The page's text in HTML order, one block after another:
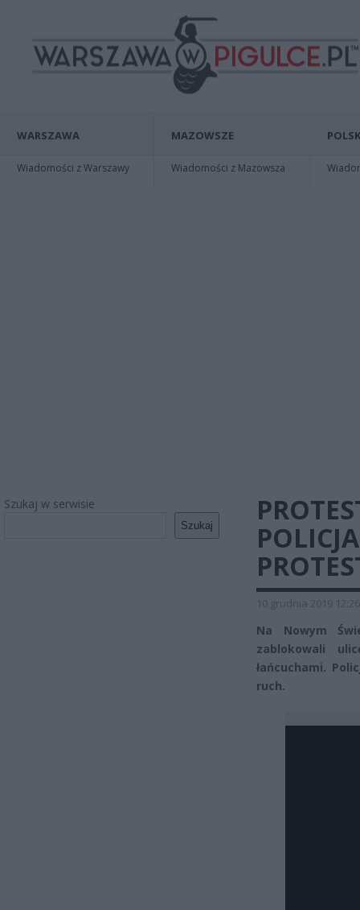
WARSZAWA
Wiadomości z Warszawy
MAZOWSZE
Wiadomości z Mazowsza
Szukaj w serwisie
Szukaj
10 grudnia 2019 12:26
Na Nowym
zablokowali
łańcuchami.
ruch.